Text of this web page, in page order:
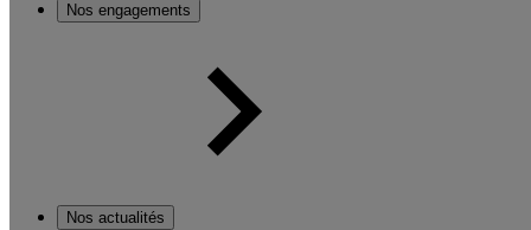
Nos engagements
Nos actualités